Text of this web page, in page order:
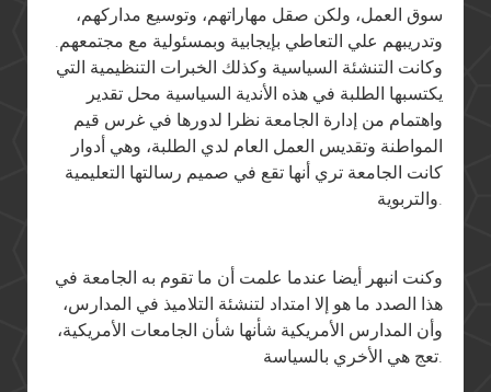
سوق العمل، ولكن صقل مهاراتهم، وتوسيع مداركهم،
وتدريبهم علي التعاطي بإيجابية وبمسئولية مع مجتمعهم.
وكانت التنشئة السياسية وكذلك الخبرات التنظيمية التي
يكتسبها الطلبة في هذه الأندية السياسية محل تقدير
واهتمام من إدارة الجامعة نظرا لدورها في غرس قيم
المواطنة وتقديس العمل العام لدي الطلبة، وهي أدوار
كانت الجامعة تري أنها تقع في صميم رسالتها التعليمية
والتربوية.
وكنت انبهر أيضا عندما علمت أن ما تقوم به الجامعة في
هذا الصدد ما هو إلا امتداد لتنشئة التلاميذ في المدارس،
وأن المدارس الأمريكية شأنها شأن الجامعات الأمريكية،
تعج هي الأخري بالسياسة.